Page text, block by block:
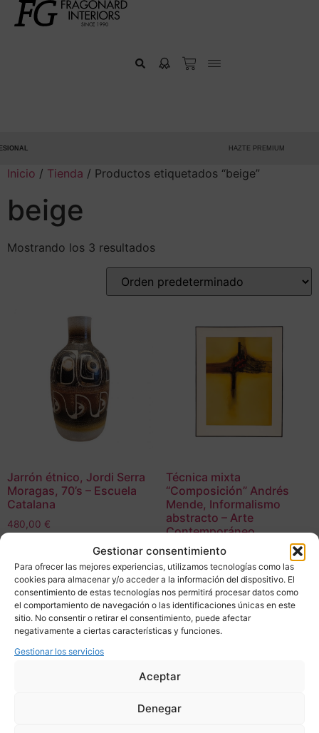
Gestionar consentimiento
Para ofrecer las mejores experiencias, utilizamos tecnologías como las
cookies para almacenar y/o acceder a la información del dispositivo. El
consentimiento de estas tecnologías nos permitirá procesar datos como
el comportamiento de navegación o las identificaciones únicas en este
sitio. No consentir o retirar el consentimiento, puede afectar
negativamente a ciertas características y funciones.
Gestionar los servicios
Aceptar
Denegar
HAZTE PREMIUM
Inicio / Tienda / Productos etiquetados “beige”
beige
Mostrando los 3 resultados
Jarrón étnico, Jordi Serra
Moragas, 70’s – Escuela
Catalana
480,00 €
Add To Compare
Técnica mixta
“Composición” Andrés
Mende, Informalismo
abstracto – Arte
Contemporáneo
1.400,00€
Adquirir
Add To Compare